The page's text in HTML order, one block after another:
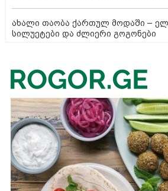
ახალი თაობა ქართულ მოდაში –
სილუეტები და ძლიერი გოგონები